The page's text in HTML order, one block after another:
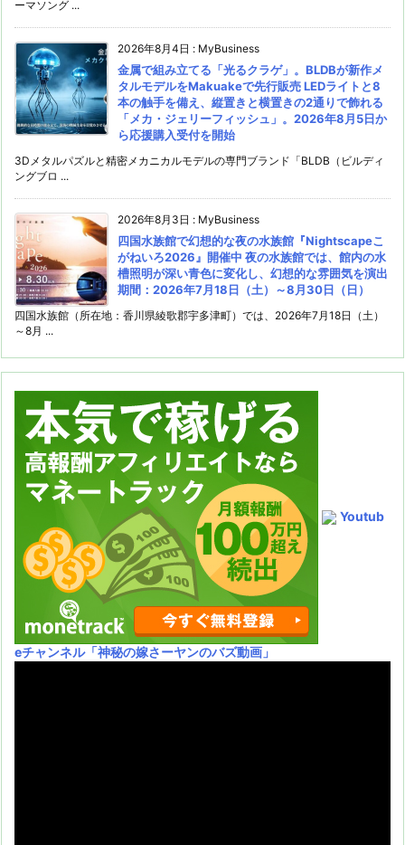
ーマソング ...
2026年8月4日 : MyBusiness
金属で組み立てる「光るクラゲ」。BLDBが新作メ
タルモデルをMakuakeで先行販売 LEDライトと8
本の触手を備え、縦置きと横置きの2通りで飾れる
「メカ・ジェリーフィッシュ」。2026年8月5日か
ら応援購入受付を開始
3Dメタルパズルと精密メカニカルモデルの専門ブランド「BLDB（ビルディ
ングブロ ...
2026年8月3日 : MyBusiness
四国水族館で幻想的な夜の水族館『Nightscapeこ
がねいろ2026』開催中 夜の水族館では、館内の水
槽照明が深い青色に変化し、幻想的な雰囲気を演出
期間：2026年7月18日（土）～8月30日（日）
四国水族館（所在地：香川県綾歌郡宇多津町）では、2026年7月18日（土）
～8月 ...
Youtub
eチャンネル「神秘の嫁さーヤンのバズ動画」